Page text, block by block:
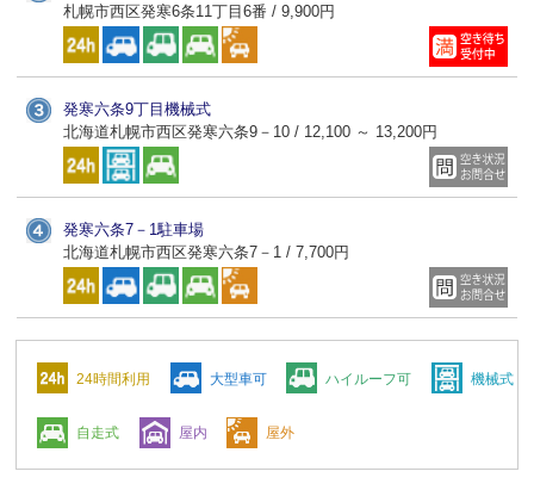
札幌市西区発寒6条11丁目6番 / 9,900円
発寒六条9丁目機械式
北海道札幌市西区発寒六条9－10 / 12,100 ～ 13,200円
発寒六条7－1駐車場
北海道札幌市西区発寒六条7－1 / 7,700円
24時間利用 大型車可 ハイルーフ可 機械式
自走式 屋内 屋外